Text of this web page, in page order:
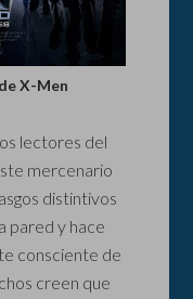
X-Men
lectores del
mercenario
distintivos
pared y hace
consciente de
creen que